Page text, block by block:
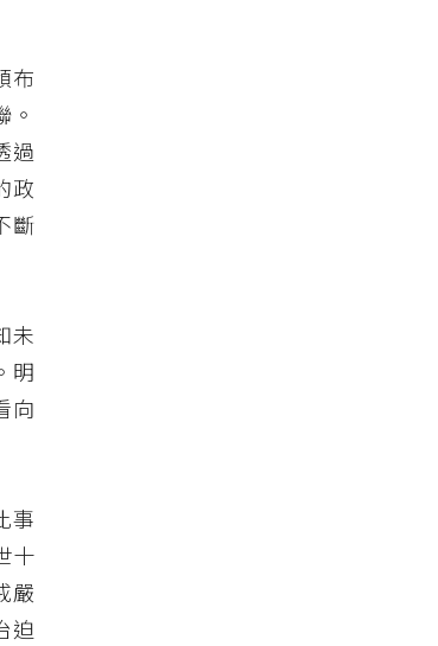
布
過
政
斷
未
明
向
事
十
嚴
迫